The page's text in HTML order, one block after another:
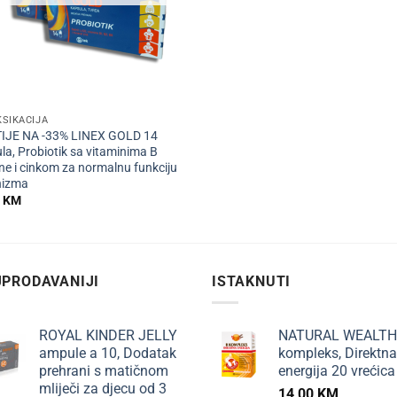
NA -33% LINEX GOLD 14
Probiotik sa vitaminima B
i cinkom za normalnu funkciju
KM
ROYAL KINDER JELLY
ampule a 10, Dodatak
prehrani s matičnom
mliječi za djecu od 3
ISTAKNUTI
NATURAL
kompleks, Direktna
energija 20 vrećica